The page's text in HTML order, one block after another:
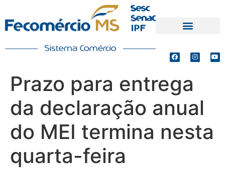
Prazo para entrega
da declaração anual
do MEI termina nesta
quarta-feira